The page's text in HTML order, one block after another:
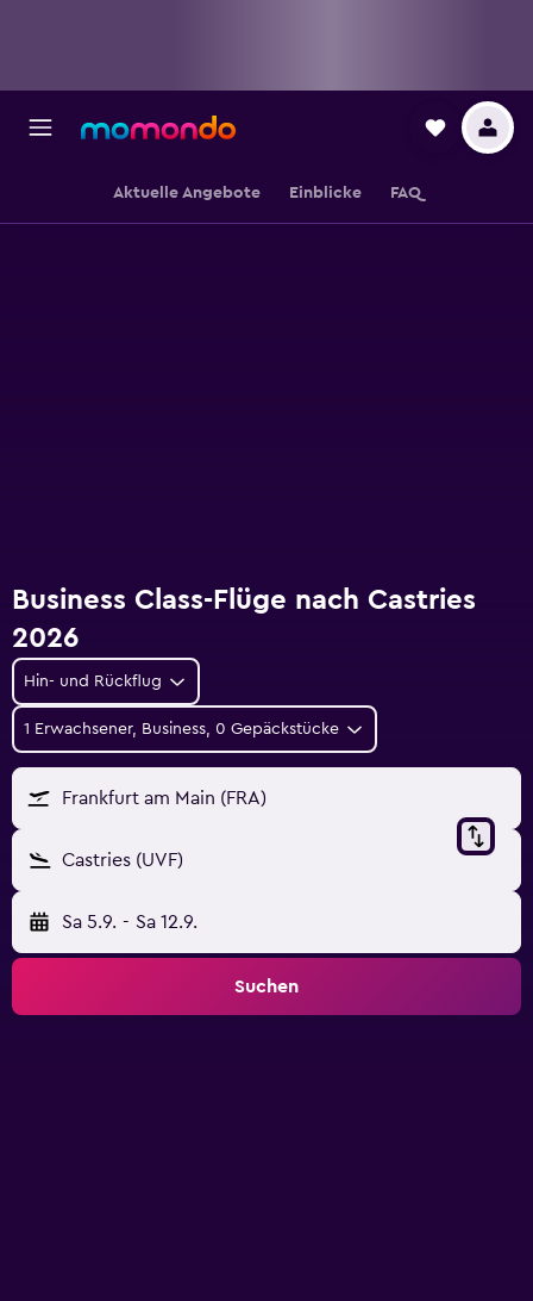
Aktuelle Angebote Einblicke FAQ
Business Class-Flüge nach Castries
2026
Hin- und Rückflug
1 Erwachsener, Business, 0 Gepäckstücke
Frankfurt am Main (FRA)
Castries (UVF)
Sa 5.9. - Sa 12.9.
Suchen